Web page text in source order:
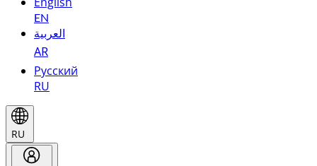
EN
العربية
AR
Русский
RU
RU